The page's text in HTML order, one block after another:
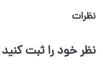
نظرات
نظر خود را ثبت کنید